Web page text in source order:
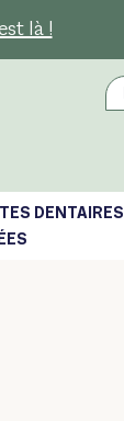
là !
DENTAIRES